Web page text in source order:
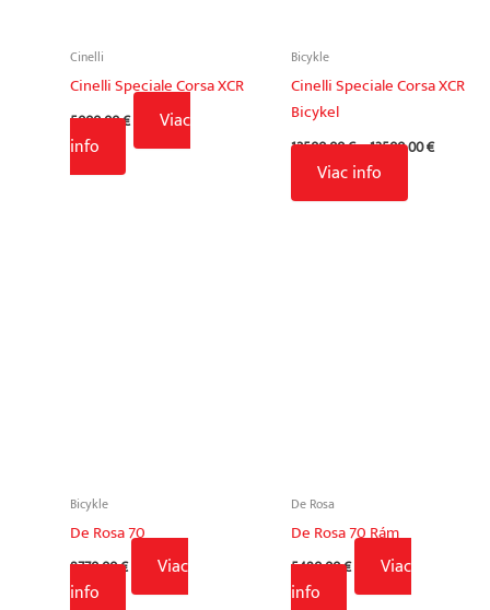
Cinelli
Cinelli Speciale Corsa XCR
5000,00€
Viac
info
Bicykle
Cinelli Speciale Corsa XCR
Bicykel
12500,00€–13500,00€Price
range:
Viac info
Bicykle
De Rosa 70
8770,00€
Viac
info
De Rosa
De Rosa 70 Rám
5490,00€
Viac
info